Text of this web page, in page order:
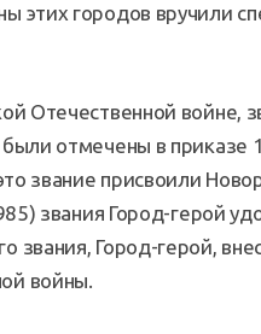
этих городов вручили
Отечественной войне,
отмечены в приказе
звание присвоили
звания Город-герой
звания, Город-герой,
войны.